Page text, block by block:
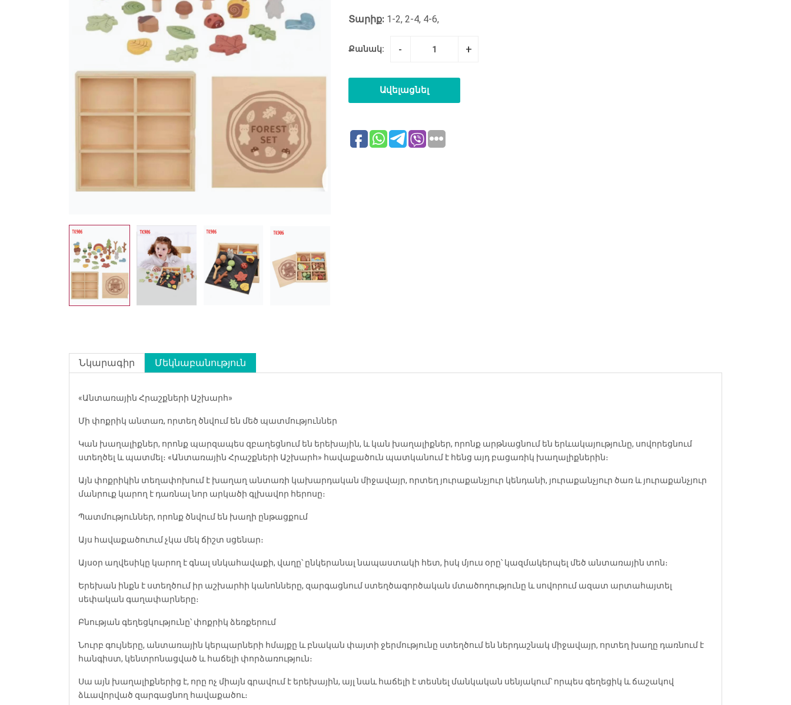
Տարիք: 1-2, 2-4, 4-6,
Քանակ: - +
Ավելացնել
Նկարագիր Մեկնաբանություն
«Անտառային Հրաշքների Աշխարհ»
Մի փոքրիկ անտառ, որտեղ ծնվում են մեծ պատմություններ
Կան խաղալիքներ, որոնք պարզապես զբաղեցնում են երեխային, և կան խաղալիքներ, որոնք արթնացնում են երևակայությունը, սովորեցնում
ստեղծել և պատմել։ «Անտառային Հրաշքների Աշխարհ» հավաքածուն պատկանում է հենց այդ բացառիկ խաղալիքներին։
Այն փոքրիկին տեղափոխում է խաղաղ անտառի կախարդական միջավայր, որտեղ յուրաքանչյուր կենդանի, յուրաքանչյուր ծառ և յուրաքանչյուր
մանրուք կարող է դառնալ նոր արկածի գլխավոր հերոսը։
Պատմություններ, որոնք ծնվում են խաղի ընթացքում
Այս հավաքածուում չկա մեկ ճիշտ սցենար։
Այսօր աղվեսիկը կարող է գնալ սնկահավաքի, վաղը՝ ընկերանալ նապաստակի հետ, իսկ մյուս օրը՝ կազմակերպել մեծ անտառային տոն։
Երեխան ինքն է ստեղծում իր աշխարհի կանոնները, զարգացնում ստեղծագործական մտածողությունը և սովորում ազատ արտահայտել
սեփական գաղափարները։
Բնության գեղեցկությունը՝ փոքրիկ ձեռքերում
Նուրբ գույները, անտառային կերպարների հմայքը և բնական փայտի ջերմությունը ստեղծում են ներդաշնակ միջավայր, որտեղ խաղը դառնում է
հանգիստ, կենտրոնացված և հաճելի փորձառություն։
Սա այն խաղալիքներից է, որը ոչ միայն գրավում է երեխային, այլ նաև հաճելի է տեսնել մանկական սենյակում՝ որպես գեղեցիկ և ճաշակով
ձևավորված զարգացնող հավաքածու։